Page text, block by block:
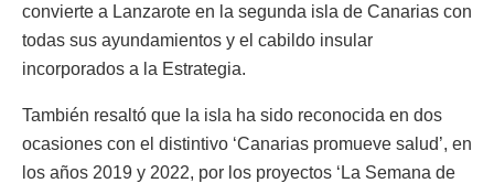
convierte a Lanzarote en la segunda isla de Canarias con
todas sus ayundamientos y el cabildo insular
incorporados a la Estrategia.
También resaltó que la isla ha sido reconocida en dos
ocasiones con el distintivo ‘Canarias promueve salud’, en
los años 2019 y 2022, por los proyectos ‘La Semana de